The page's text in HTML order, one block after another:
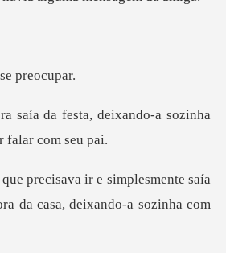
a, deixando-a sozinha
simplesmente saía